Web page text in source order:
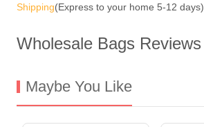
Shipping(Express to your home 5-12 days)
Wholesale Bags Reviews
Maybe You Like